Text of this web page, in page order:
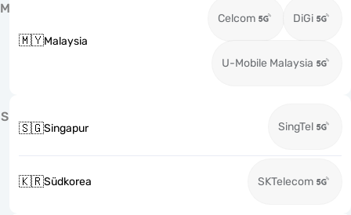
M
🇲🇾Malaysia
Celcom DiGi
U-Mobile Malaysia
S
🇸🇬Singapur SingTel
🇰🇷Südkorea SKTelecom